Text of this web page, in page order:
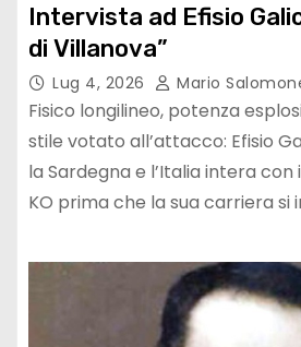
Intervista ad Efisio
di Villanova”
Lug 4, 2026 Mario
Fisico longilineo, potenza
stile votato all’attacco: Efisio
la Sardegna e l’Italia intera con
KO prima che la sua carriera si